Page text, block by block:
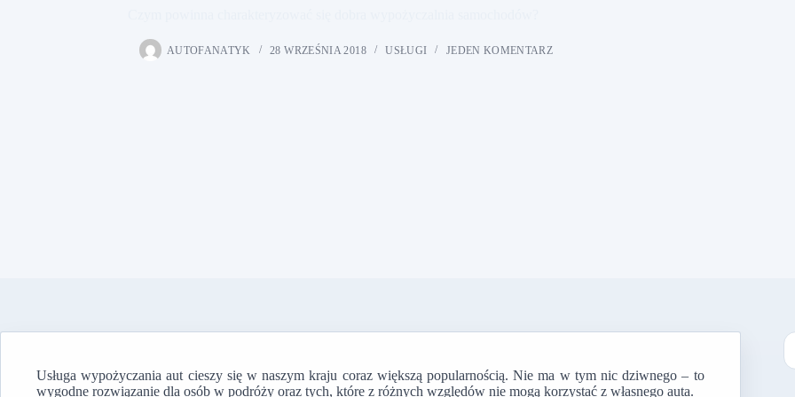
AUTOFANATYK 28 WRZEŚNIA 2018 USŁUGI JEDEN KOMENTARZ
Usługa wypożyczania aut cieszy się w naszym kraju coraz większą popularnością. Nie ma w tym nic dziwnego – to
wygodne rozwiązanie dla osób w podróży oraz tych, które z różnych względów nie mogą korzystać z własnego auta.